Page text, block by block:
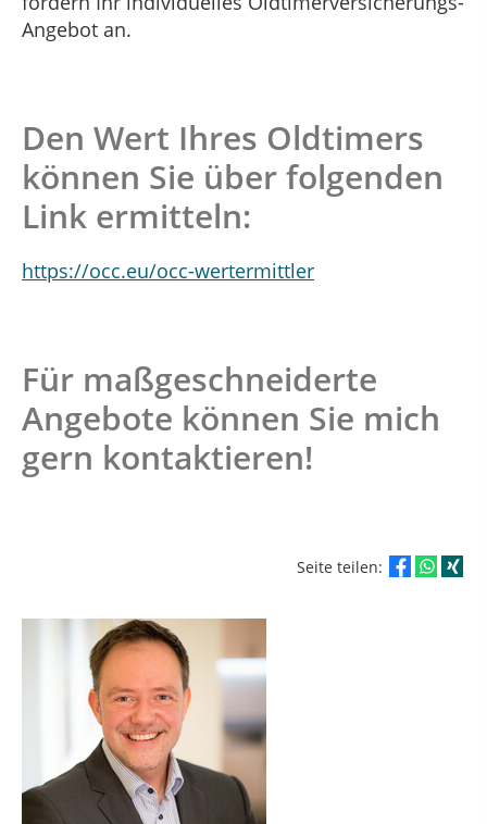
Angebot an.
Den Wert Ihres Oldtimers
können Sie über folgenden
Link ermitteln:
https://occ.eu/occ-wertermittler
Für maßgeschneiderte
Angebote können Sie mich
gern kontaktieren!
Seite teilen: